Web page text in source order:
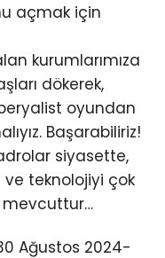
açmak için
kurumlarımıza
dökerek,
oyundan
Başarabiliriz!
siyasette,
teknolojiyi çok
mevcuttur…
Ağustos 2024-